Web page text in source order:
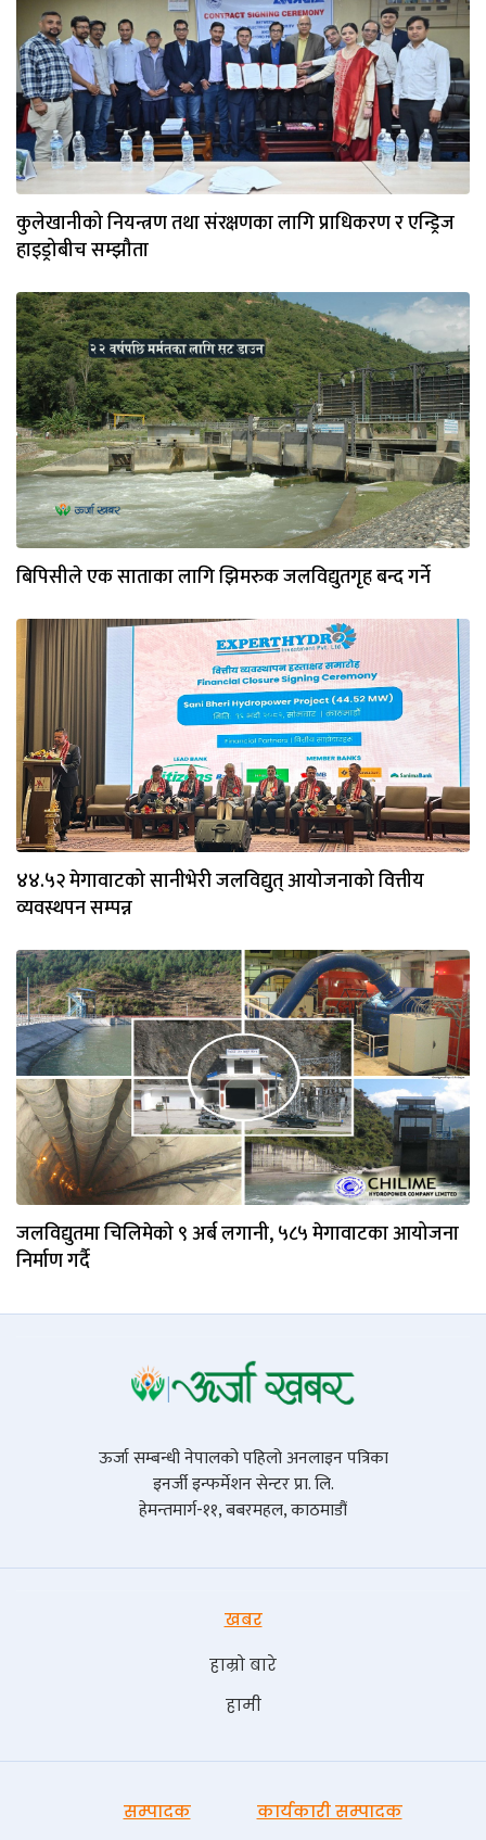
कुलेखानीको नियन्त्रण तथा संरक्षणका लागि प्राधिकरण र एन्ड्रिज
हाइड्रोबीच सम्झौता
बिपिसीले एक साताका लागि झिमरुक जलविद्युतगृह बन्द गर्ने
४४‍.५२ मेगावाटको सानीभेरी जलविद्युत् आयोजनाको वित्तीय
व्यवस्थपन सम्पन्न
जलविद्युतमा चिलिमेको ९ अर्ब लगानी, ५८५ मेगावाटका आयोजना
निर्माण गर्दै
ऊर्जा सम्बन्धी नेपालको पहिलो अनलाइन पत्रिका
इनर्जी इन्फर्मेशन सेन्टर प्रा. लि.
हेमन्तमार्ग-११, बबरमहल, काठमाडौं
खबर
हाम्रो बारे
हामी
सम्पादक कार्यकारी सम्पादक